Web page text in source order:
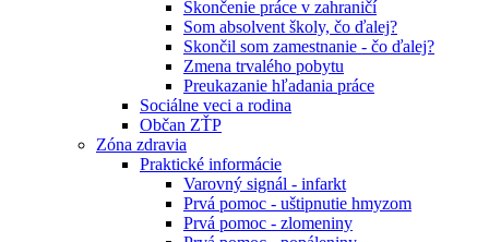
Skončenie práce v zahraničí
Som absolvent školy, čo ďalej?
Skončil som zamestnanie - čo ďalej?
Zmena trvalého pobytu
Preukazanie hľadania práce
Sociálne veci a rodina
Občan ZŤP
Zóna zdravia
Praktické informácie
Varovný signál - infarkt
Prvá pomoc - uštipnutie hmyzom
Prvá pomoc - zlomeniny